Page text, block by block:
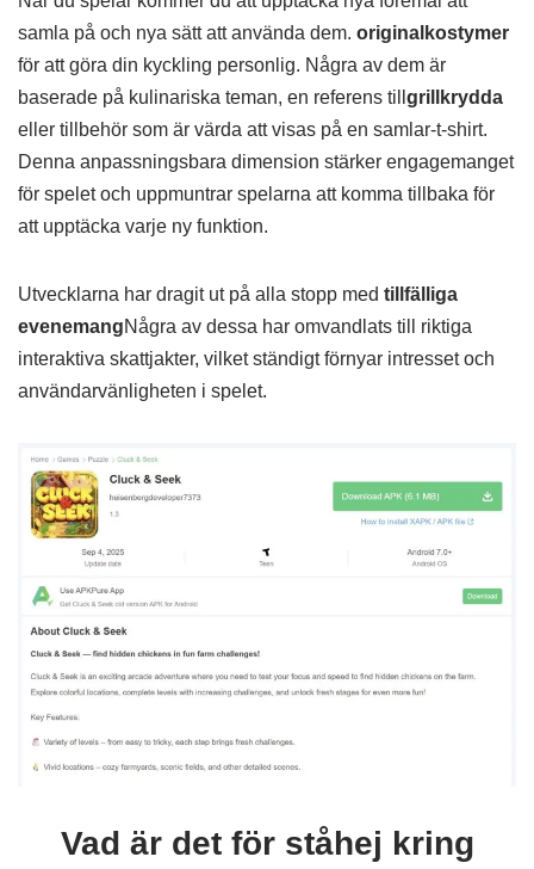
samla på och nya sätt att använda dem. originalkostymer
för att göra din kyckling personlig. Några av dem är
baserade på kulinariska teman, en referens till grillkrydda
eller tillbehör som är värda att visas på en samlar-t-shirt.
Denna anpassningsbara dimension stärker engagemanget
för spelet och uppmuntrar spelarna att komma tillbaka för
att upptäcka varje ny funktion.
Utvecklarna har dragit ut på alla stopp med tillfälliga
evenemangNågra av dessa har omvandlats till riktiga
interaktiva skattjakter, vilket ständigt förnyar intresset och
användarvänligheten i spelet.
Vad är det för ståhej kring